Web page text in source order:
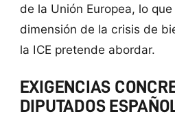
de la Unión Europea, lo
dimensión de la crisis de
la ICE pretende abordar.
EXIGENCIAS
DIPUTADOS